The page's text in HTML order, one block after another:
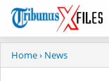
Home› News